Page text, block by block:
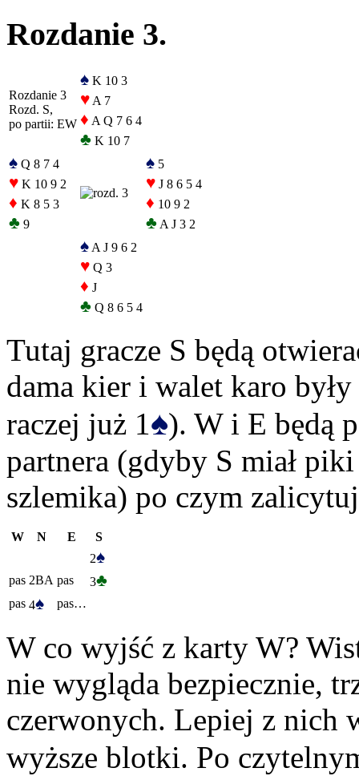
Rozdanie 3.
Rozdanie 3
Rozd. S,
po partii: EW
♠ K 10 3
♥ A 7
♦ A Q 7 6 4
♣ K 10 7
♠ Q 8 7 4
♥ K 10 9 2
♦ K 8 5 3
♣ 9
♠ 5
♥ J 8 6 5 4
♦ 10 9 2
♣ A J 3 2
♠ A J 9 6 2
♥ Q 3
♦ J
♣ Q 8 6 5 4
Tutaj gracze S będą
dama kier i walet karo
raczej już 1♠). W i E będą
partnera (gdyby S miał
szlemika) po czym
W N E
S
2♠
pas 2BA pas 3♣
pas 4♠ pas…
W co wyjść z karty W?
nie wygląda bezpiecznie,
czerwonych. Lepiej z nich
wyższe blotki. Po